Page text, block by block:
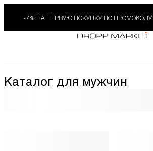
-7% НА ПЕРВУЮ ПОКУПКУ ПО ПРОМОКОДУ
Каталог для мужчин